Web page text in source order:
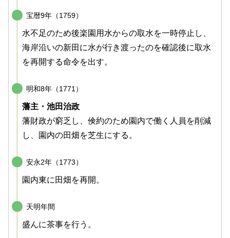
宝暦9年（1759）
水不足のため後楽園用水からの取水を一時停止し、
海岸沿いの新田に水が行き渡ったのを確認後に取水
を再開する命令を出す。
明和8年（1771）
藩主・池田治政
藩財政が窮乏し、倹約のため園内で働く人員を削減
し、園内の田畑を芝生にする。
安永2年（1773）
園内東に田畑を再開。
天明年間
盛んに茶事を行う。